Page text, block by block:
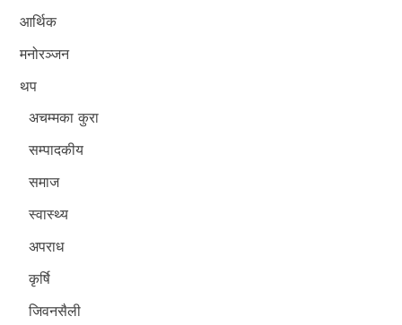
आर्थिक
मनोरञ्जन
थप
अचम्मका कुरा
सम्पादकीय
समाज
स्वास्थ्य
अपराध
कृर्षि
जिवनसैली